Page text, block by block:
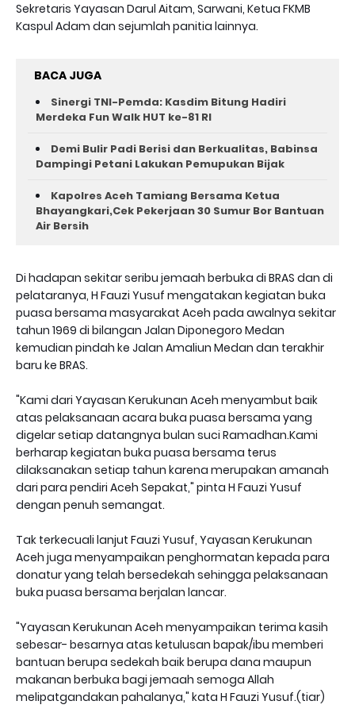
Sekretaris Yayasan Darul Aitam, Sarwani, Ketua FKMB
Kaspul Adam dan sejumlah panitia lainnya.
BACA JUGA
Sinergi TNI-Pemda: Kasdim Bitung Hadiri
Merdeka Fun Walk HUT ke-81 RI
Demi Bulir Padi Berisi dan Berkualitas, Babinsa
Dampingi Petani Lakukan Pemupukan Bijak
Kapolres Aceh Tamiang Bersama Ketua
Bhayangkari,Cek Pekerjaan 30 Sumur Bor Bantuan
Air Bersih
Di hadapan sekitar seribu jemaah berbuka di BRAS dan di
pelataranya, H Fauzi Yusuf mengatakan kegiatan buka
puasa bersama masyarakat Aceh pada awalnya sekitar
tahun 1969 di bilangan Jalan Diponegoro Medan
kemudian pindah ke Jalan Amaliun Medan dan terakhir
baru ke BRAS.
"Kami dari Yayasan Kerukunan Aceh menyambut baik
atas pelaksanaan acara buka puasa bersama yang
digelar setiap datangnya bulan suci Ramadhan.Kami
berharap kegiatan buka puasa bersama terus
dilaksanakan setiap tahun karena merupakan amanah
dari para pendiri Aceh Sepakat," pinta H Fauzi Yusuf
dengan penuh semangat.
Tak terkecuali lanjut Fauzi Yusuf, Yayasan Kerukunan
Aceh juga menyampaikan penghormatan kepada para
donatur yang telah bersedekah sehingga pelaksanaan
buka puasa bersama berjalan lancar.
"Yayasan Kerukunan Aceh menyampaikan terima kasih
sebesar- besarnya atas ketulusan bapak/ibu memberi
bantuan berupa sedekah baik berupa dana maupun
makanan berbuka bagi jemaah semoga Allah
melipatgandakan pahalanya," kata H Fauzi Yusuf.(tiar)